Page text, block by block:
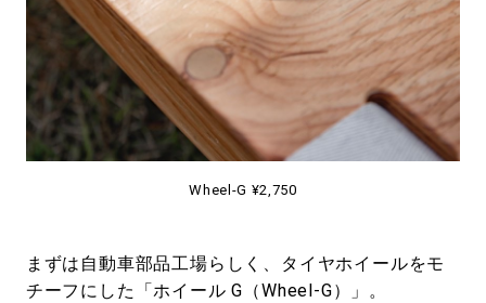
Wheel-G ¥2,750
まずは自動車部品工場らしく、タイヤホイールをモ
チーフにした「ホイール G（Wheel-G）」。